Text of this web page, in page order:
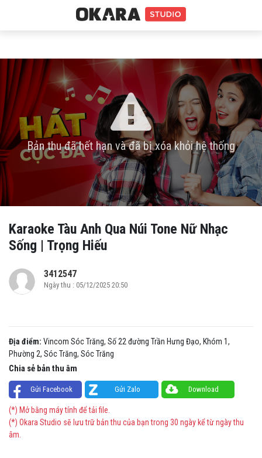
Bản thu đã hết hạn và đã bị xóa khỏi hệ thống
Karaoke Tàu Anh Qua Núi Tone Nữ Nhạc
Sống | Trọng Hiếu
3412547
Ngày thu : 05/12/2025 20:50
Địa điểm: Vincom Sóc Trăng, Số 22 đường Trần Hưng Đạo, Khóm 1,
Phường 2, Sóc Trăng, Sóc Trăng
Chia sẻ bản thu âm
Gửi Facebook Gửi Zalo Download
(*) Mở bằng máy tính để tải file.
(*) Okara Studio sẽ lưu trữ bản thu của bạn trong 30 ngày kể từ ngày thu
âm.